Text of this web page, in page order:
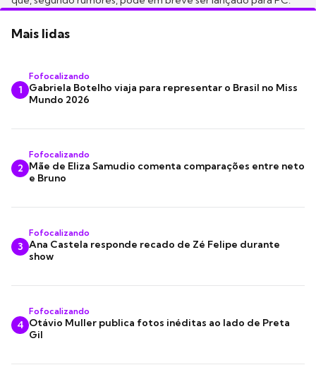
Mais lidas
1
Fofocalizando
Gabriela Botelho viaja para representar o Brasil no Miss
Mundo 2026
2
Fofocalizando
Mãe de Eliza Samudio comenta comparações entre neto
e Bruno
3
Fofocalizando
Ana Castela responde recado de Zé Felipe durante
show
4
Fofocalizando
Otávio Muller publica fotos inéditas ao lado de Preta
Gil